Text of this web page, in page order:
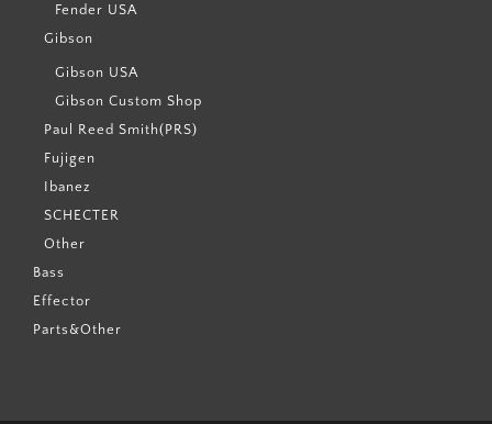
Fender USA
Gibson
Gibson USA
Gibson Custom Shop
Paul Reed Smith(PRS)
Fujigen
Ibanez
SCHECTER
Other
Bass
Effector
Parts&Other